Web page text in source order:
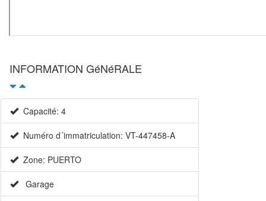
INFORMATION GéNéRALE
Capacité: 4
Numéro d´immatriculation: VT-447458-A
Zone: PUERTO
Garage